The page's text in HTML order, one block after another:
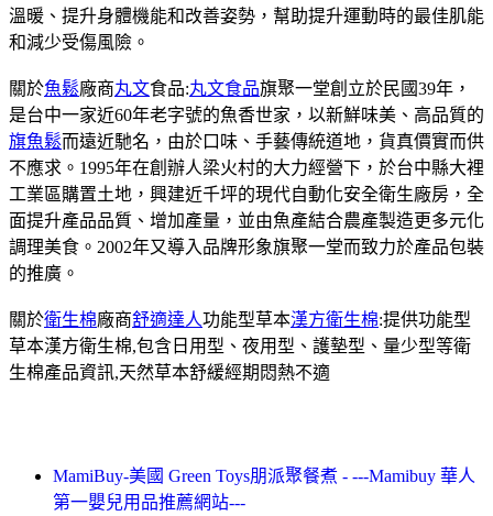
溫暖、提升身體機能和改善姿勢，幫助提升運動時的最佳肌能
和減少受傷風險。
關於魚鬆廠商丸文食品:丸文食品旗聚一堂創立於民國39年，
是台中一家近60年老字號的魚香世家，以新鮮味美、高品質的
旗魚鬆而遠近馳名，由於口味、手藝傳統道地，貨真價實而供
不應求。1995年在創辦人梁火村的大力經營下，於台中縣大裡
工業區購置土地，興建近千坪的現代自動化安全衛生廠房，全
面提升產品品質、增加產量，並由魚產結合農產製造更多元化
調理美食。2002年又導入品牌形象旗聚一堂而致力於產品包裝
的推廣。
關於衛生棉廠商舒適達人功能型草本漢方衛生棉:提供功能型
草本漢方衛生棉,包含日用型、夜用型、護墊型、量少型等衛
生棉產品資訊,天然草本舒緩經期悶熱不適
MamiBuy-美國 Green Toys朋派聚餐煮 - ---Mamibuy 華人
第一嬰兒用品推薦網站---